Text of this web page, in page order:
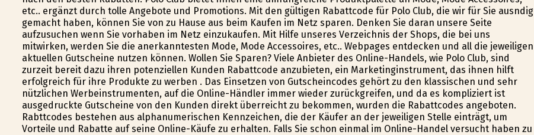
etc.. ergänzt durch tolle Angebote und Promotions. Mit den gültigen Rabattcode für Polo Club, die wir für Sie ausfindig
gemacht haben, können Sie von zu Hause aus beim Kaufen im Netz sparen. Denken Sie daran unsere Seite
aufzusuchen wenn Sie vorhaben im Netz einzukaufen. Mit Hilfe unseres Verzeichnis der Shops, die bei uns
mitwirken, werden Sie die anerkanntesten Mode, Mode Accessoires, etc.. Webpages entdecken und all die jeweiligen
aktuellen Gutscheine nutzen können. Wollen Sie Sparen? Viele Anbieter des Online-Handels, wie Polo Club, sind
zurzeit bereit dazu ihren potenziellen Kunden Rabattcode anzubieten, ein Marketinginstrument, das ihnen hilft
erfolgreich für ihre Produkte zu werben . Das Einsetzen von Gutscheincodes gehört zu den klassischen und sehr
nützlichen Werbeinstrumenten, auf die Online-Händler immer wieder zurückgreifen, und da es kompliziert ist
ausgedruckte Gutscheine von den Kunden direkt überreicht zu bekommen, wurden die Rabattcodes angeboten.
Rabttcodes bestehen aus alphanumerischen Kennzeichen, die der Käufer an der jeweiligen Stelle einträgt, um
Vorteile und Rabatte auf seine Online-Käufe zu erhalten. Falls Sie schon einmal im Online-Handel versucht haben zu